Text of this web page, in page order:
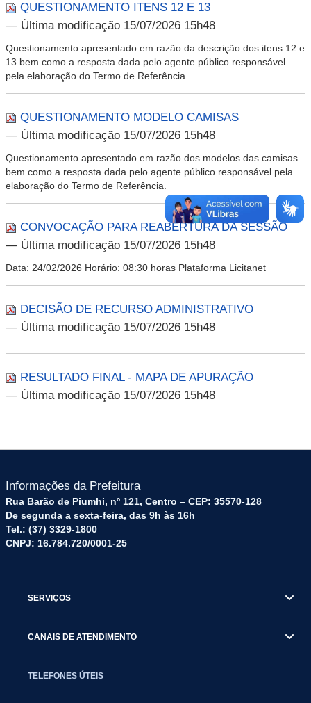
QUESTIONAMENTO ITENS 12 E 13
— Última modificação 15/07/2026 15h48
Questionamento apresentado em razão da descrição dos itens 12 e
13 bem como a resposta dada pelo agente público responsável
pela elaboração do Termo de Referência.
QUESTIONAMENTO MODELO CAMISAS
— Última modificação 15/07/2026 15h48
Questionamento apresentado em razão dos modelos das camisas
bem como a resposta dada pelo agente público responsável pela
elaboração do Termo de Referência.
CONVOCAÇÃO PARA REABERTURA DA SESSÃO
— Última modificação 15/07/2026 15h48
Data: 24/02/2026 Horário: 08:30 horas Plataforma Licitanet
DECISÃO DE RECURSO ADMINISTRATIVO
— Última modificação 15/07/2026 15h48
RESULTADO FINAL - MAPA DE APURAÇÃO
— Última modificação 15/07/2026 15h48
Informações da Prefeitura
Rua Barão de Piumhi, nº 121, Centro – CEP: 35570-128
De segunda a sexta-feira, das 9h às 16h
Tel.: (37) 3329-1800
CNPJ: 16.784.720/0001-25
SERVIÇOS
CANAIS DE ATENDIMENTO
TELEFONES ÚTEIS